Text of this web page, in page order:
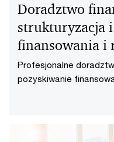
Doradztwo
strukturyzacja
finansowania i
Profesjonalne
pozyskiwanie